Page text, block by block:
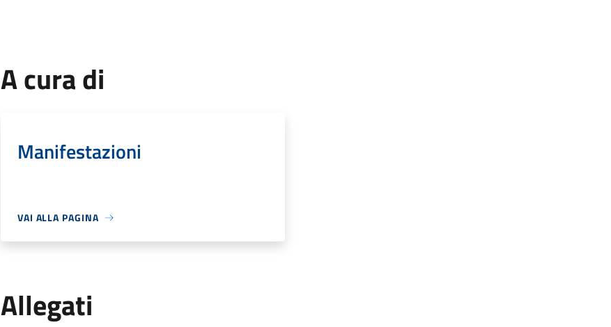
A cura di
Manifestazioni
VAI ALLA PAGINA
Allegati